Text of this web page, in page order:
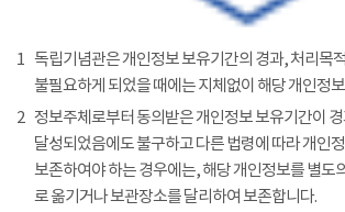
1 독립기념관은 개인정보 보유기간의 경과, 처리목
불필요하게 되었을 때에는 지체없이 해당 개인정
2 정보주체로부터 동의받은 개인정보 보유기간이
달성되었음에도 불구하고 다른 법령에 따라 개인
보존하여야 하는 경우에는, 해당 개인정보를 별도
로 옮기거나 보관장소를 달리하여 보존합니다.